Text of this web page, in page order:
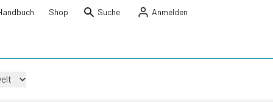
Shop Suche Anmelden